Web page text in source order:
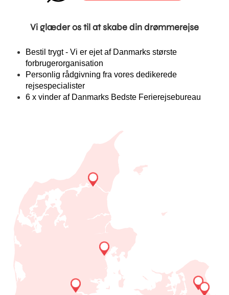
Vi glæder os til at skabe din drømmerejse
Bestil trygt - Vi er ejet af Danmarks største
forbrugerorganisation
Personlig rådgivning fra vores dedikerede
rejsespecialister
6 x vinder af Danmarks Bedste Ferierejsebureau